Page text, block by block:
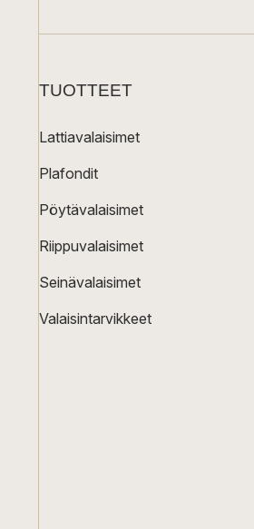
TUOTTEET
Lattiavalaisimet
Plafondit
Pöytävalaisimet
Riippuvalaisimet
Seinävalaisimet
Valaisintarvikkeet